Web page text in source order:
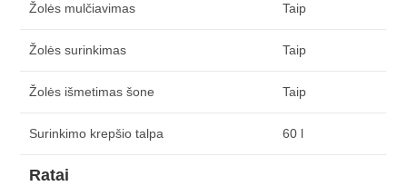
Žolės mulčiavimas Taip
Žolės surinkimas Taip
Žolės išmetimas šone Taip
Surinkimo krepšio talpa 60 l
Ratai